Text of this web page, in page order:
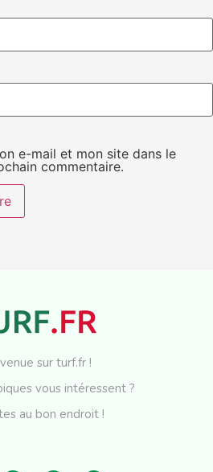
e-mail et mon site dans le
commentaire.
sur turf.fr !
vous intéressent ?
au bon endroit !